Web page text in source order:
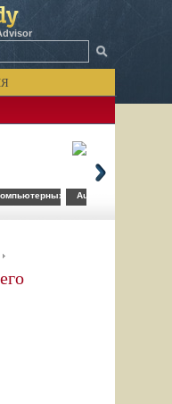
технологий FLS при
Auburn University